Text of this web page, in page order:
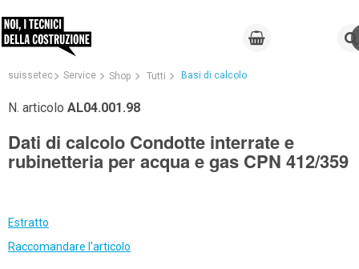
suissetec Service Shop Tutti Basi di calcolo
N. articolo AL04.001.98
Dati di calcolo Condotte interrate e
rubinetteria per acqua e gas CPN 412/359
Estratto
Raccomandare l'articolo